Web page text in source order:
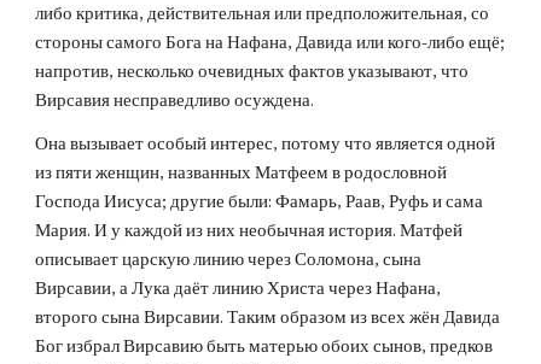
либо критика, действительная или предположительная, со
стороны самого Бога на Нафана, Давида или кого-либо ещё;
напротив, несколько очевидных фактов указывают, что
Вирсавия несправедливо осуждена.
Она вызывает особый интерес, потому что является одной
из пяти женщин, названных Матфеем в родословной
Господа Иисуса; другие были: Фамарь, Раав, Руфь и сама
Мария. И у каждой из них необычная история. Матфей
описывает царскую линию через Соломона, сына
Вирсавии, а Лука даёт линию Христа через Нафана,
второго сына Вирсавии. Таким образом из всех жён Давида
Бог избрал Вирсавию быть матерью обоих сынов, предков